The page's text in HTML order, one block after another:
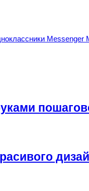
Messenger